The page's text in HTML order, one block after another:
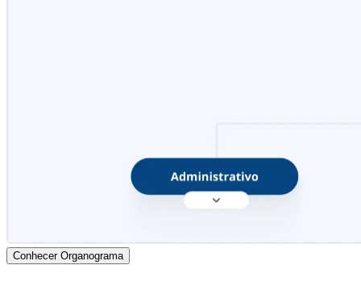
Conhecer Organograma